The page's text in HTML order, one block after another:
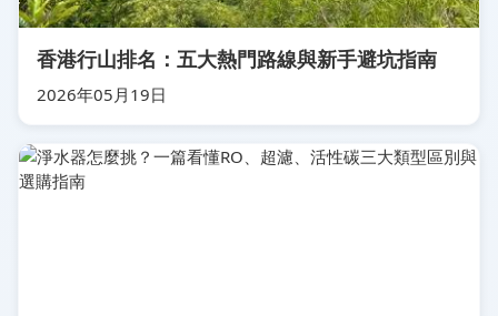
香港行山排名：五大熱門路線與新手避坑指南
2026年05月19日